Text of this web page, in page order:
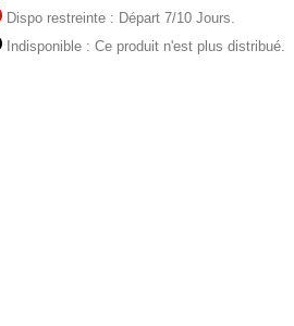
Dispo restreinte : Départ 7/10 Jours.
Indisponible : Ce produit n'est plus distribué.